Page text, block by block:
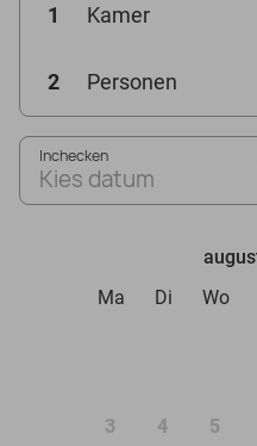
1 Kamer
2 Personen
Inchecken
Kies datum
Ma
Di Wo
3 4 5